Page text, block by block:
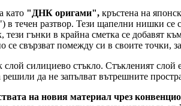
като "ДНК оригами", кръстена на
разтвор. Тези щапелни нишки се
гънки в крайна сметка се добавят
свързват помежду си в своите точки,
силициево стъкло. Стъкленият слой
решили да не запълват вътрешните
на новия материал чрез